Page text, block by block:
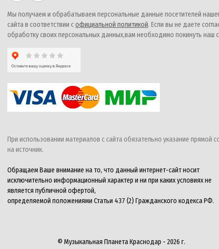
Мы получаем и обрабатываем персональные данные посетителей
сайта в соответствии софициальной политикой. Если вы не даете
обработку своих персональных данных,вам необходимо покинуть наш
При использовании материалов с сайта обязательно указание прямой
на источник.
Обращаем Ваше внимание на то, что данный интернет-сайт носит
исключительно информационный характер и ни при каких условиях не
является публичной офертой,
определяемой положениями Статьи 437 (2) Гражданского кодекса РФ.
© Музыкальная Планета Краснодар - 2026 г.